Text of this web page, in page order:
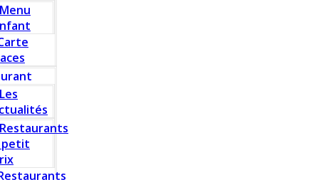
Menu
Les
Restaurants
petit